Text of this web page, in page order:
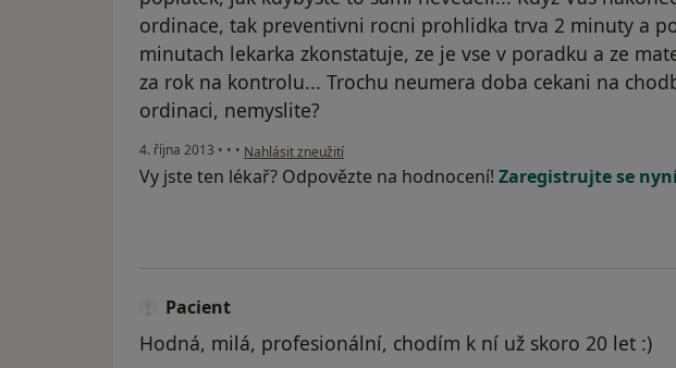
ordinace, tak preventivni rocni prohlidka trva 2 minuty a
minutach lekarka zkonstatuje, ze je vse v poradku a ze
za rok na kontrolu... Trochu neumera doba cekani na
ordinaci, nemyslite?
4. října 2013 • • • podle názoru uživatele Váš účet byl odstraněn
Nahlásit zneužití
Vy jste ten lékař? Odpovězte na hodnocení! Zaregistrujte se
Pacient
Hodná, milá, profesionální, chodím k ní už skoro 20 let :)